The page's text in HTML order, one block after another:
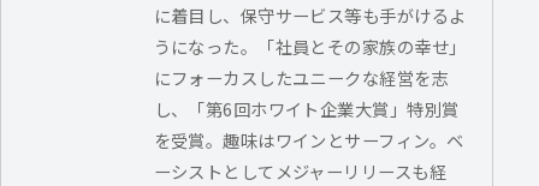
に着目し、保守サービス等も手がけるよ
うになった。「社員とその家族の幸せ」
にフォーカスしたユニークな経営を志
し、「第6回ホワイト企業大賞」特別賞
を受賞。趣味はワインとサーフィン。ベ
ーシストとしてメジャーリリースも経